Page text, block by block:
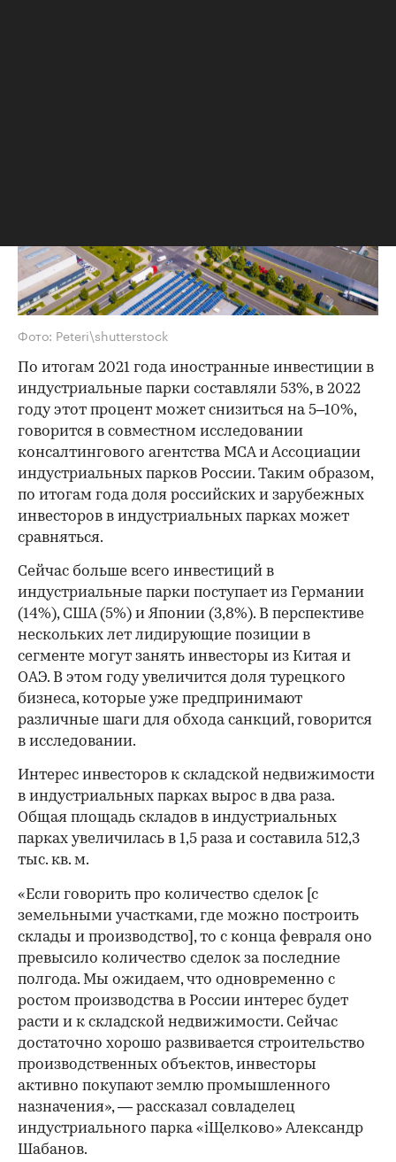
Фото: Peteri\shutterstock
По итогам 2021 года иностранные инвестиции в
индустриальные парки составляли 53%, в 2022
году этот процент может снизиться на 5–10%,
говорится в совместном исследовании
консалтингового агентства MCA и Ассоциации
индустриальных парков России. Таким образом,
по итогам года доля российских и зарубежных
инвесторов в индустриальных парках может
сравняться.
Сейчас больше всего инвестиций в
индустриальные парки поступает из Германии
(14%), США (5%) и Японии (3,8%). В перспективе
нескольких лет лидирующие позиции в
сегменте могут занять инвесторы из Китая и
ОАЭ. В этом году увеличится доля турецкого
бизнеса, которые уже предпринимают
различные шаги для обхода санкций, говорится
в исследовании.
Интерес инвесторов к складской недвижимости
в индустриальных парках вырос в два раза.
Общая площадь складов в индустриальных
парках увеличилась в 1,5 раза и составила 512,3
тыс. кв. м.
00:00 / 00:00
«Если говорить про количество сделок [с
земельными участками, где можно построить
склады и производство], то с конца февраля оно
превысило количество сделок за последние
полгода. Мы ожидаем, что одновременно с
ростом производства в России интерес будет
расти и к складской недвижимости. Сейчас
достаточно хорошо развивается строительство
производственных объектов, инвесторы
активно покупают землю промышленного
назначения», — рассказал совладелец
индустриального парка «iЩелково» Александр
Шабанов.